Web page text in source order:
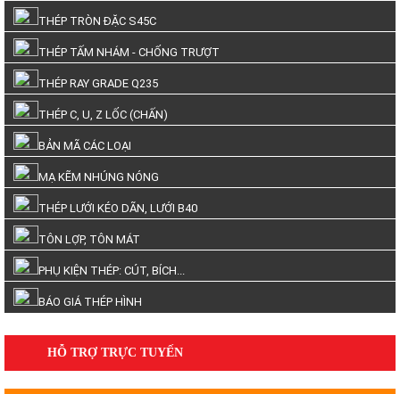
THÉP TRÒN ĐẶC S45C
THÉP TẤM NHÁM - CHỐNG TRƯỢT
THÉP RAY GRADE Q235
THÉP C, U, Z LỐC (CHẤN)
BẢN MÃ CÁC LOẠI
MẠ KẼM NHÚNG NÓNG
THÉP LƯỚI KÉO DÃN, LƯỚI B40
TÔN LỢP, TÔN MÁT
PHỤ KIỆN THÉP: CÚT, BÍCH...
BÁO GIÁ THÉP HÌNH
HỖ TRỢ TRỰC TUYẾN